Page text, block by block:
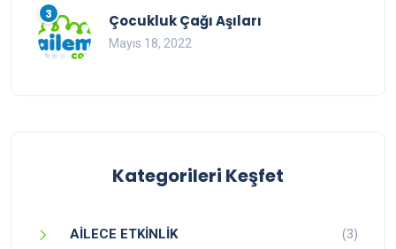
3 Çocukluk Çağı Aşıları
Mayıs 18, 2022
Kategorileri Keşfet
AİLECE ETKİNLİK (3)